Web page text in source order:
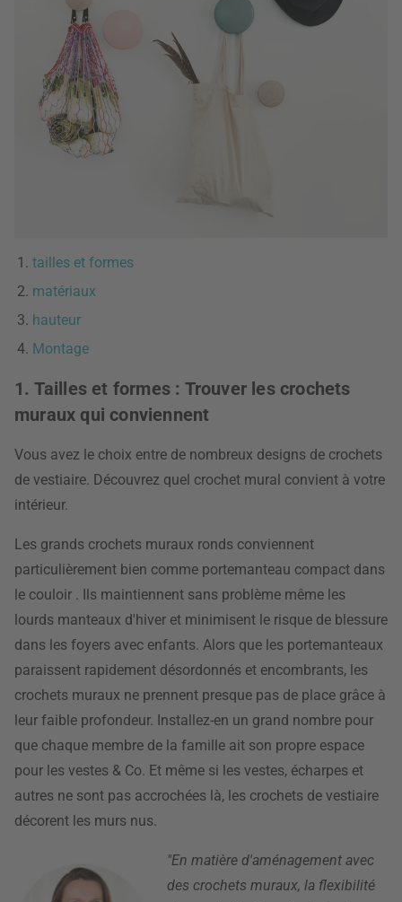
tailles et formes
matériaux
hauteur
Montage
1. Tailles et formes : Trouver les crochets
muraux qui conviennent
Vous avez le choix entre de nombreux designs de crochets
de vestiaire. Découvrez quel crochet mural convient à votre
intérieur.
Les grands crochets muraux ronds conviennent
particulièrement bien comme portemanteau compact dans
le couloir . Ils maintiennent sans problème même les
lourds manteaux d'hiver et minimisent le risque de blessure
dans les foyers avec enfants. Alors que les portemanteaux
paraissent rapidement désordonnés et encombrants, les
crochets muraux ne prennent presque pas de place grâce à
leur faible profondeur. Installez-en un grand nombre pour
que chaque membre de la famille ait son propre espace
pour les vestes & Co. Et même si les vestes, écharpes et
autres ne sont pas accrochées là, les crochets de vestiaire
décorent les murs nus.
"En matière d'aménagement avec
des crochets muraux, la flexibilité